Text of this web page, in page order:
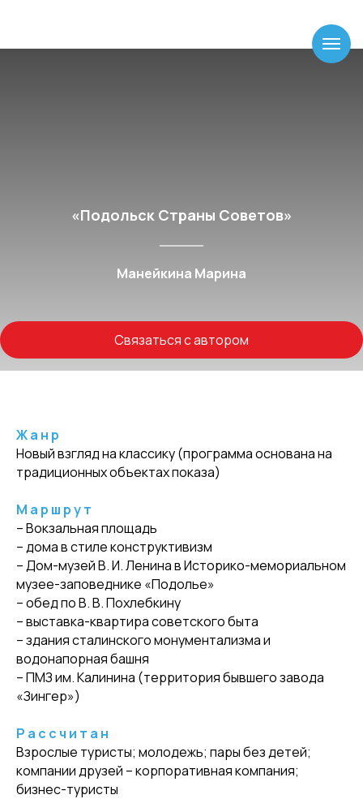
«Подольск Страны Советов»
Манейкина Марина
Связаться с автором
Ж а н р
Новый взгляд на классику (программа основана на
традиционных объектах показа)
М а р ш р у т
– Вокзальная площадь
– дома в стиле конструктивизм
– Дом-музей В. И. Ленина в Историко-мемориальном
музее-заповеднике «Подолье»
– обед по В. В. Похлебкину
– выставка-квартира советского быта
– здания сталинского монументализма и
водонапорная башня
– ПМЗ им. Калинина (территория бывшего завода
«Зингер»)
Р а с с ч и т а н
Взрослые туристы; молодежь; пары без детей;
компании друзей – корпоративная компания;
бизнес-туристы